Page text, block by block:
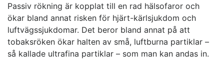
Passiv rökning är kopplat till en rad hälsofaror och
ökar bland annat risken för hjärt-kärlsjukdom och
luftvägssjukdomar. Det beror bland annat på att
tobaksröken ökar halten av små, luftburna partiklar –
så kallade ultrafina partiklar – som man kan andas in.